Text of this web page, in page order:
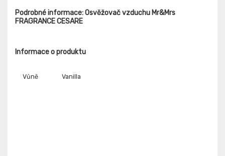
Podrobné informace: Osvěžovač vzduchu Mr&Mrs
FRAGRANCE CESARE
Informace o produktu
Vůně Vanilla